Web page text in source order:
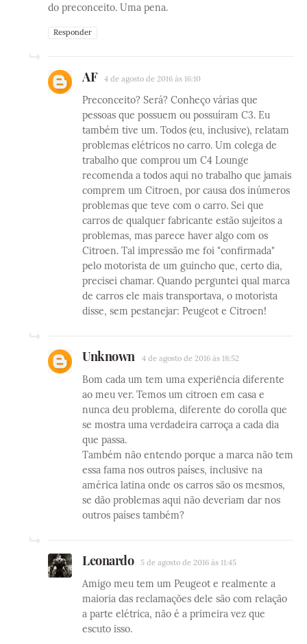
do preconceito. Uma pena.
Responder
AF 4 de agosto de 2016 às 16:10
Preconceito? Será? Conheço várias que
pessoas que possuem ou possuíram C3. Eu
também tive um. Todos (eu, inclusive), relatam
problemas elétricos no carro. Um colega de
trabalho que comprou um C4 Lounge
recomenda a todos aqui no trabalho que jamais
comprem um Citroen, por causa dos inúmeros
problemas que teve com o carro. Sei que
carros de qualquer fabricante estão sujeitos a
problemas, mas parece haver algo com os
Citroen. Tal impressão me foi "confirmada"
pelo motorista de um guincho que, certo dia,
precisei chamar. Quando perguntei qual marca
de carros ele mais transportava, o motorista
disse, sem pestanejar: Peugeot e Citroen!
Unknown 4 de agosto de 2016 às 18:52
Bom cada um tem uma experiência diferente
ao meu ver. Temos um citroen em casa e
nunca deu problema, diferente do corolla que
se mostra uma verdadeira carroça a cada dia
que passa.
Também não entendo porque a marca não tem
essa fama nos outros países, inclusive na
américa latina onde os carros são os mesmos,
se dão problemas aqui não deveriam dar nos
outros países também?
Leonardo 5 de agosto de 2016 às 11:45
Amigo meu tem um Peugeot e realmente a
maioria das reclamações dele são com relação
a parte elétrica, não é a primeira vez que
escuto isso.